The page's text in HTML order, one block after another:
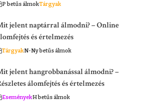
P betűs álmokTárgyak
jelent naptárral álmodni? – Online
és értelmezés
TárgyakN-Ny betűs álmok
jelent hangrobbanással álmodni? –
álomfejtés és értelmezés
EseményekH betűs álmok